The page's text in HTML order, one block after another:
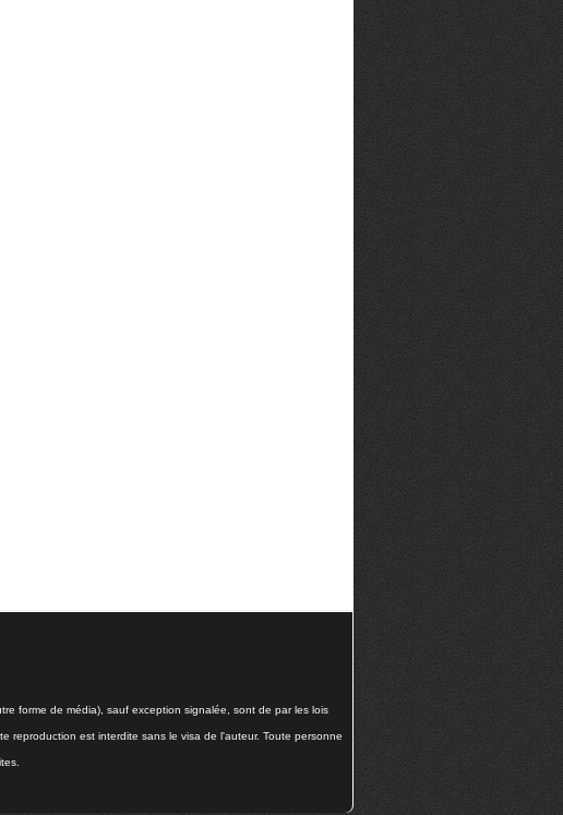
forme de média), sauf exception signalée, sont de par les lois
reproduction est interdite sans le visa de l'auteur. Toute personne